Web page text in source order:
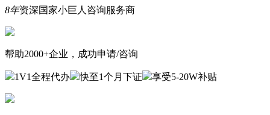
8年资深国家小巨人咨询服务商
帮助2000+企业，成功申请/咨询
1V1全程代办 快至1个月下证 享受5-20W补贴